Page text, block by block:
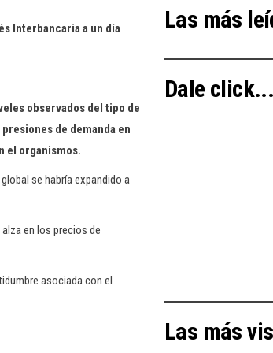
Interbancaria a un día
observados del tipo de
de demanda en
el organismos.
se habría expandido a
en los precios de
asociada con el
Las más
Dale
Las más